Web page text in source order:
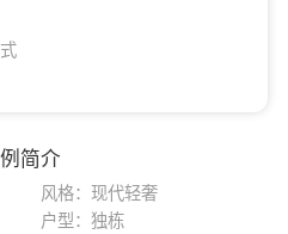
简介
风格：现代轻奢
户型：独栋